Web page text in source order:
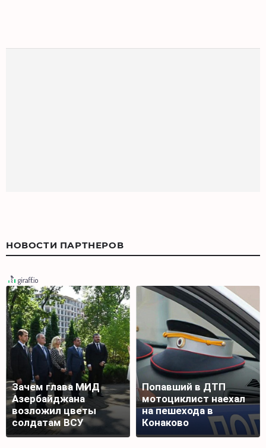
НОВОСТИ ПАРТНЕРОВ
Зачем глава МИД
Азербайджана
возложил цветы
солдатам ВСУ
Попавший в ДТП
мотоциклист наехал
на пешехода в
Конаково